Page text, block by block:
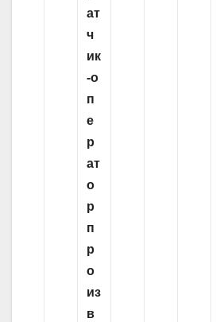
ат
ч
ик
-о
п
е
р
ат
о
р
п
р
о
из
в